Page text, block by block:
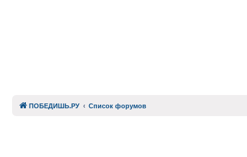
ПОБЕДИШЬ.РУ Список форумов